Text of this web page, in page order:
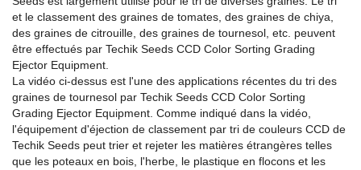
et le classement des graines de tomates, des graines de chiya,
des graines de citrouille, des graines de tournesol, etc. peuvent
être effectués par Techik Seeds CCD Color Sorting Grading
Ejector Equipment.
La vidéo ci-dessus est l'une des applications récentes du tri des
graines de tournesol par Techik Seeds CCD Color Sorting
Grading Ejector Equipment. Comme indiqué dans la vidéo,
l'équipement d'éjection de classement par tri de couleurs CCD de
Techik Seeds peut trier et rejeter les matières étrangères telles
que les poteaux en bois, l'herbe, le plastique en flocons et les